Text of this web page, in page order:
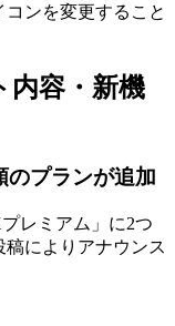
ンを変更すること
容・新機
のプランが追加
レミアム」に2つ
によりアナウンス